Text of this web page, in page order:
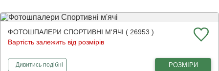
ФОТОШПАЛЕРИ СПОРТИВНІ М'ЯЧІ ( 26953 )
Вартість залежить від розмірів
Дивитисьфотошпалери
подібні РОЗМІРИ